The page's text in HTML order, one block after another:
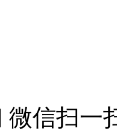
微信扫一